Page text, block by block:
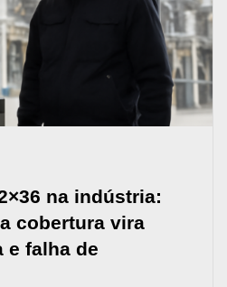
na indústria:
cobertura vira
e falha de